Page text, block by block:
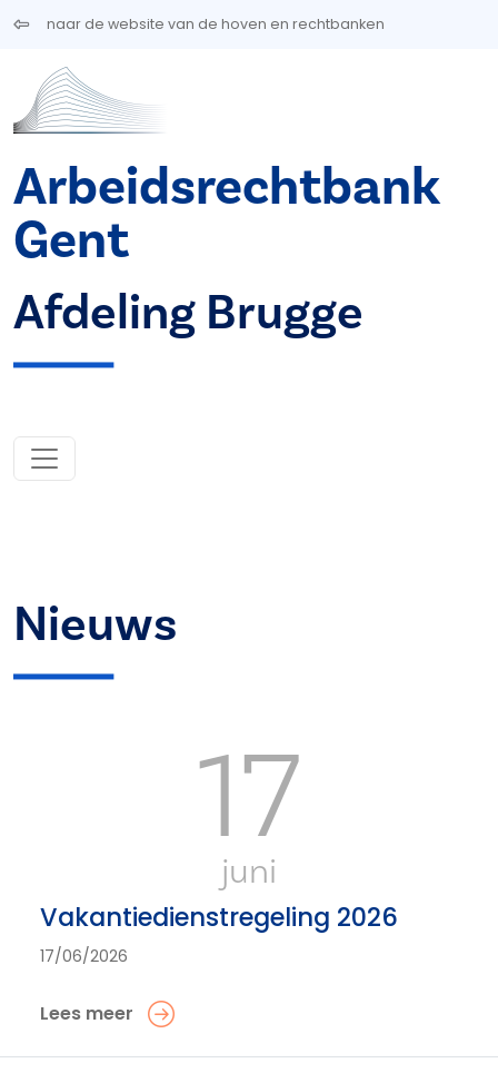
Overslaan en naar de inhoud gaan
naar de website van de hoven en rechtbanken
Arbeidsrechtbank
Gent
Afdeling Brugge
Nieuws
17
juni
Vakantiedienstregeling 2026
17/06/2026
Lees meer